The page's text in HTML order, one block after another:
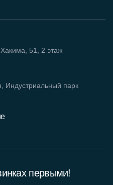
Индустриальный парк
Хакима, 51, 2 этаж
первыми!